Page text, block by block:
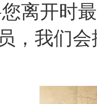
离开时
，我们